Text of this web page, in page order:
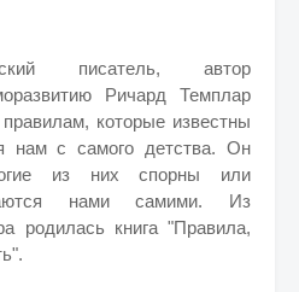
писатель, автор
Ричард Темплар
которые известны
нам с самого детства. Он
из них спорны или
нами самими. Из
родилась книга "Правила,